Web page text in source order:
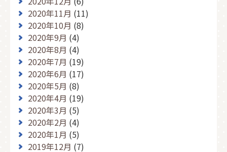
2020年11月 (11)
2020年10月 (8)
2020年9月 (4)
2020年8月 (4)
2020年7月 (19)
2020年6月 (17)
2020年5月 (8)
2020年4月 (19)
2020年3月 (5)
2020年2月 (4)
2020年1月 (5)
2019年12月 (7)